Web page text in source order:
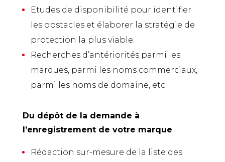
Etudes de disponibilité pour identifier
les obstacles et élaborer la stratégie de
protection la plus viable.
Recherches d’antériorités parmi les
marques, parmi les noms commerciaux,
parmi les noms de domaine, etc.
Du dépôt de la demande à
l’enregistrement de votre marque
Rédaction sur-mesure de la liste des